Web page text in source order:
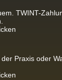
TWINT-
Praxis oder